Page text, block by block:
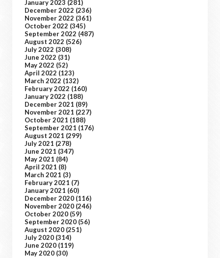
January 2023 (281)
December 2022 (236)
November 2022 (361)
October 2022 (345)
September 2022 (487)
August 2022 (526)
July 2022 (308)
June 2022 (31)
May 2022 (52)
April 2022 (123)
March 2022 (132)
February 2022 (160)
January 2022 (188)
December 2021 (89)
November 2021 (227)
October 2021 (188)
September 2021 (176)
August 2021 (299)
July 2021 (278)
June 2021 (347)
May 2021 (84)
April 2021 (8)
March 2021 (3)
February 2021 (7)
January 2021 (60)
December 2020 (116)
November 2020 (246)
October 2020 (59)
September 2020 (56)
August 2020 (251)
July 2020 (314)
June 2020 (119)
May 2020 (30)